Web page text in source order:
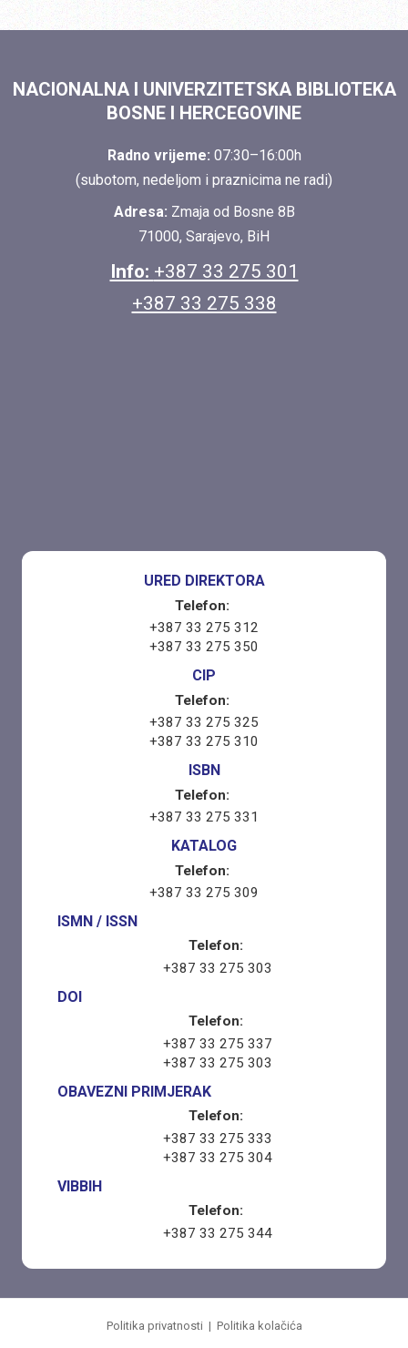
NACIONALNA I UNIVERZITETSKA BIBLIOTEKA
BOSNE I HERCEGOVINE
Radno vrijeme: 07:30–16:00h
(subotom, nedeljom i praznicima ne radi)
Adresa: Zmaja od Bosne 8B
71000, Sarajevo, BiH
Info: +387 33 275 301
+387 33 275 338
URED DIREKTORA
Telefon:
+387 33 275 312
+387 33 275 350
CIP
Telefon:
+387 33 275 325
+387 33 275 310
ISBN
Telefon:
+387 33 275 331
KATALOG
Telefon:
+387 33 275 309
ISMN / ISSN
Telefon:
+387 33 275 303
DOI
Telefon:
+387 33 275 337
+387 33 275 303
OBAVEZNI PRIMJERAK
Telefon:
+387 33 275 333
+387 33 275 304
VIBBIH
Telefon:
+387 33 275 344
Politika privatnosti | Politika kolačića